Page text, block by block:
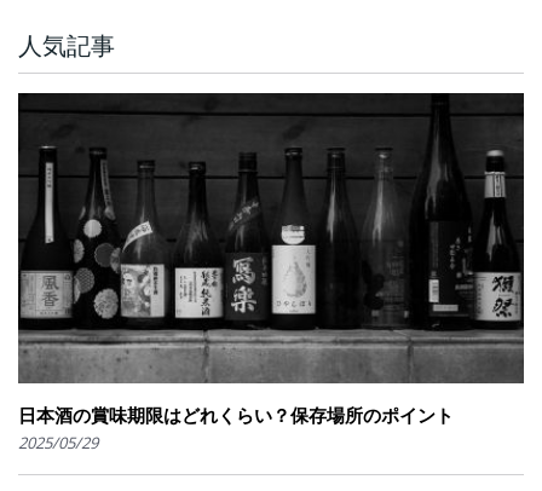
人気記事
日本酒の賞味期限はどれくらい？保存場所のポイント
2025/05/29